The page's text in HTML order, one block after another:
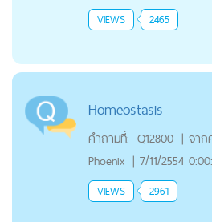
VIEWS 2465
Homeostasis
คำถามที่: Q12800 | จา
Phoenix | 7/11/2554
VIEWS 2961